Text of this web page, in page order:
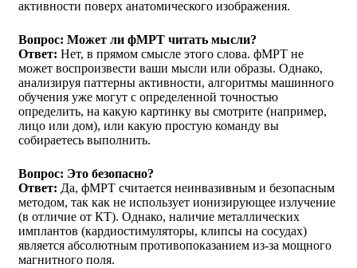
активности поверх анатомического изображения.
Вопрос: Может ли фМРТ читать мысли?
Ответ: Нет, в прямом смысле этого слова. фМРТ не
может воспроизвести ваши мысли или образы. Однако,
анализируя паттерны активности, алгоритмы машинного
обучения уже могут с определенной точностью
определить, на какую картинку вы смотрите (например,
лицо или дом), или какую простую команду вы
собираетесь выполнить.
Вопрос: Это безопасно?
Ответ: Да, фМРТ считается неинвазивным и безопасным
методом, так как не использует ионизирующее излучение
(в отличие от КТ). Однако, наличие металлических
имплантов (кардиостимуляторы, клипсы на сосудах)
является абсолютным противопоказанием из-за мощного
магнитного поля.